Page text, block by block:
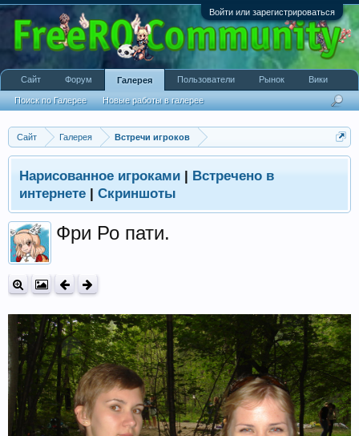
Войти или зарегистрироваться
Сайт Галерея Встречи игроков
Нарисованное игроками | Встречено в
интернете | Скриншоты
Фри Ро пати.
Сайт Форум Галерея
Поиск по Галерее Новые работы в галерее
Пользователи Рынок Вики